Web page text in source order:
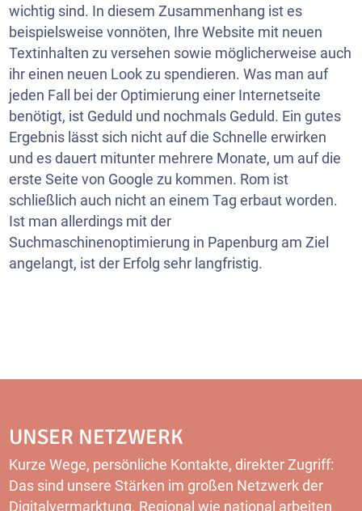
wichtig sind. In diesem Zusammenhang ist es
beispielsweise vonnöten, IhreWebsite mit neuen
Textinhalten zu versehen sowie möglicherweise auch
ihr einen neuen Look zu spendieren. Was man auf
jeden Fall bei der Optimierung einer Internetseite
benötigt, ist Geduld und nochmals Geduld. Ein gutes
Ergebnis lässt sich nicht auf die Schnelle erwirken
und es dauert mitunter mehrere Monate, um auf die
erste Seite von Google zu kommen. Rom ist
schließlich auch nicht an einem Tag erbaut worden.
Ist man allerdings mit der
Suchmaschinenoptimierung in Papenburg am Ziel
angelangt, ist der Erfolg sehr langfristig.
UNSER NETZWERK
Kurze Wege, persönliche Kontakte, direkter Zugriff:
Das sind unsere Stärken im großen Netzwerk der
Digitalvermarktung. Regional wie national arbeiten